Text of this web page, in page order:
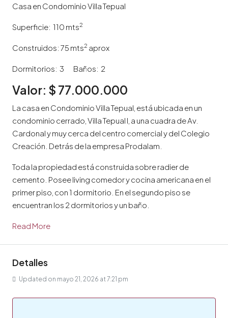
Casa en Condominio Villa Tepual
Superficie: 110 mts2
Construidos: 75 mts2 aprox
Dormitorios: 3 Baños: 2
Valor: $ 77.000.000
La casa en Condominio Villa Tepual, está ubicada en un
condominio cerrado, Villa Tepual I, a una cuadra de Av.
Cardonal y muy cerca del centro comercial y del Colegio
Creación. Detrás de la empresa Prodalam.
Toda la propiedad está construida sobre radier de
cemento. Posee living comedor y cocina americana en el
primer piso, con 1 dormitorio. En el segundo piso se
encuentran los 2 dormitorios y un baño.
Read More
Detalles
Updated on mayo 21, 2026 at 7:21 pm